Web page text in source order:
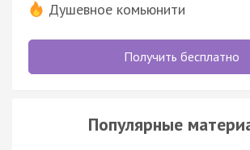
Душевное комьюнити
Получить бесплатно
Популярные